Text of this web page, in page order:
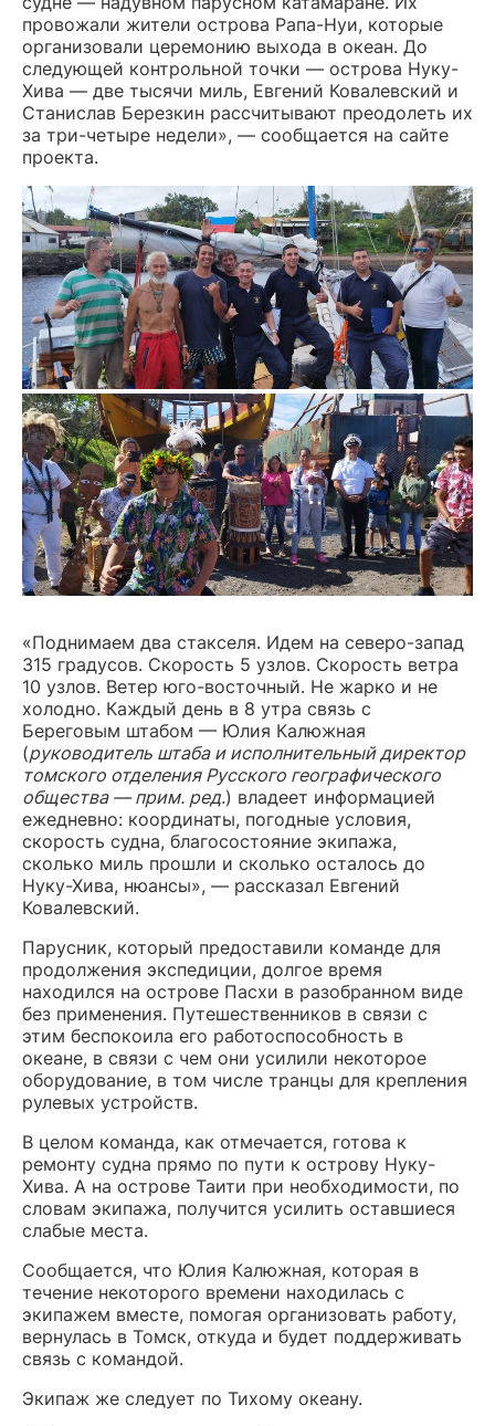
провожали жители острова Рапа-Нуи, которые
организовали церемонию выхода в океан. До
следующей контрольной точки — острова Нуку-
Хива — две тысячи миль, Евгений Ковалевский и
Станислав Березкин рассчитывают преодолеть их
за три-четыре недели», — сообщается на сайте
проекта.
«Поднимаем два стакселя. Идем на северо-запад
315 градусов. Скорость 5 узлов. Скорость ветра
10 узлов. Ветер юго-восточный. Не жарко и не
холодно. Каждый день в 8 утра связь с
Береговым штабом — Юлия Калюжная
(руководитель штаба и исполнительный директор
томского отделения Русского географического
общества — прим. ред.) владеет информацией
ежедневно: координаты, погодные условия,
скорость судна, благосостояние экипажа,
сколько миль прошли и сколько осталось до
Нуку-Хива, нюансы», — рассказал Евгений
Ковалевский.
Парусник, который предоставили команде для
продолжения экспедиции, долгое время
находился на острове Пасхи в разобранном виде
без применения. Путешественников в связи с
этим беспокоила его работоспособность в
океане, в связи с чем они усилили некоторое
оборудование, в том числе транцы для крепления
рулевых устройств.
В целом команда, как отмечается, готова к
ремонту судна прямо по пути к острову Нуку-
Хива. А на острове Таити при необходимости, по
словам экипажа, получится усилить оставшиеся
слабые места.
Сообщается, что Юлия Калюжная, которая в
течение некоторого времени находилась с
экипажем вместе, помогая организовать работу,
вернулась в Томск, откуда и будет поддерживать
связь с командой.
Экипаж же следует по Тихому океану.